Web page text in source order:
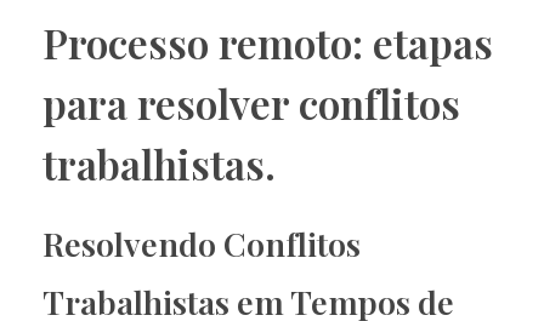
Processo remoto: etapas
para resolver conflitos
trabalhistas.
Resolvendo Conflitos
Trabalhistas em Tempos de